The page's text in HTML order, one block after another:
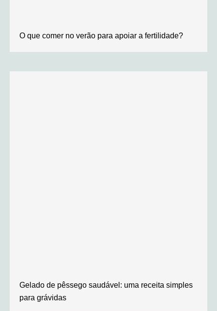
O que comer no verão para apoiar a fertilidade?
Gelado de pêssego saudável: uma receita simples
para grávidas